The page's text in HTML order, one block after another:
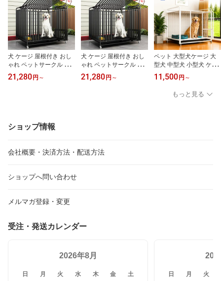
犬 ケージ 屋根付き おし
ゃれ ペットサークル 犬
ケージ ゲージ ペットケ
ージ ペット 室内 小型犬
21,280円 ～
犬 ケージ 屋根付き おし
ゃれ ペットサークル 犬
ケージ ゲージ ペットケ
ージ ペット 室内 小型犬
21,280円 ～
ペット 大型犬ケージ 大
型犬 中型犬 小型犬 ケー
ジ 大 ペットケージ 犬用
ゲージ キャスター付き
ロック可能 ドア付 屋根
付き お手入れ簡単 頑丈
11,500円 ～
もっと見る
ショップ情報
会社概要・決済方法・配送方法
ショップへ問い合わせ
メルマガ登録・変更
受注・発送カレンダー
2026年8月
日 月 火 水 木 金 土 日 月 火